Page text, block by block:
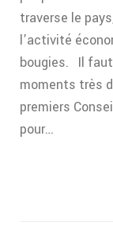
traverse le
l’activité
bougies. Il faut
moments très
premiers
pour…